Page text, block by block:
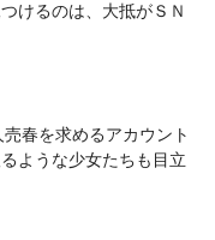
けるのは、大抵がＳＮ
春を求めるアカウント
ような少女たちも目立